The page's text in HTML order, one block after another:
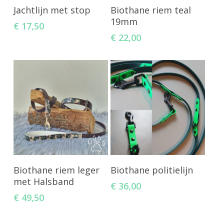
Toevoegen Aan
Winkelwagen
Jachtlijn met stop
€ 17,50
Toevoegen Aan
Biothane riem teal
19mm
€ 22,00
Toevoegen Aan
Winkelwagen
Biothane riem leger
met Halsband
€ 49,50
Toevoegen Aan
Winkelwagen
Biothane politielijn
€ 36,00